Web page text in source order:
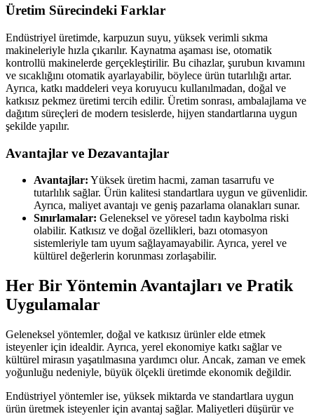
Üretim Sürecindeki Farklar
Endüstriyel üretimde, karpuzun suyu, yüksek verimli sıkma
makineleriyle hızla çıkarılır. Kaynatma aşaması ise, otomatik
kontrollü makinelerde gerçekleştirilir. Bu cihazlar, şurubun kıvamını
ve sıcaklığını otomatik ayarlayabilir, böylece ürün tutarlılığı artar.
Ayrıca, katkı maddeleri veya koruyucu kullanılmadan, doğal ve
katkısız pekmez üretimi tercih edilir. Üretim sonrası, ambalajlama ve
dağıtım süreçleri de modern tesislerde, hijyen standartlarına uygun
şekilde yapılır.
Avantajlar ve Dezavantajlar
Avantajlar: Yüksek üretim hacmi, zaman tasarrufu ve
tutarlılık sağlar. Ürün kalitesi standartlara uygun ve güvenlidir.
Ayrıca, maliyet avantajı ve geniş pazarlama olanakları sunar.
Sınırlamalar: Geleneksel ve yöresel tadın kaybolma riski
olabilir. Katkısız ve doğal özellikleri, bazı otomasyon
sistemleriyle tam uyum sağlayamayabilir. Ayrıca, yerel ve
kültürel değerlerin korunması zorlaşabilir.
Her Bir Yöntemin Avantajları ve Pratik
Uygulamalar
Geleneksel yöntemler, doğal ve katkısız ürünler elde etmek
isteyenler için idealdir. Ayrıca, yerel ekonomiye katkı sağlar ve
kültürel mirasın yaşatılmasına yardımcı olur. Ancak, zaman ve emek
yoğunluğu nedeniyle, büyük ölçekli üretimde ekonomik değildir.
Endüstriyel yöntemler ise, yüksek miktarda ve standartlara uygun
ürün üretmek isteyenler için avantaj sağlar. Maliyetleri düşürür ve